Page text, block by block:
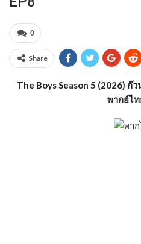
0
Share
The Boys Season 5 (2026) ก๊
พากย์ไท